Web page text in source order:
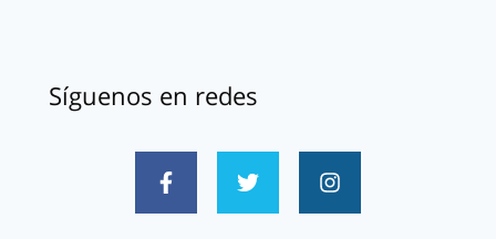
Síguenos en redes